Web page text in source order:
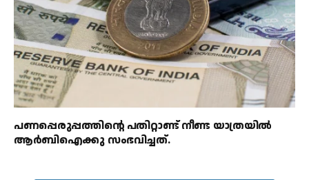
പണപ്പെരുപ്പത്തിന്റെ പതിറ്റാണ്ട് നീണ്ട യാത്രയിൽ
ആർബിഐക്കു സംഭവിച്ചത്.